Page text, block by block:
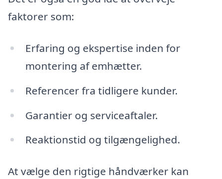
faktorer som:
Erfaring og ekspertise inden for
montering af emhætter.
Referencer fra tidligere kunder.
Garantier og serviceaftaler.
Reaktionstid og tilgængelighed.
At vælge den rigtige håndværker kan